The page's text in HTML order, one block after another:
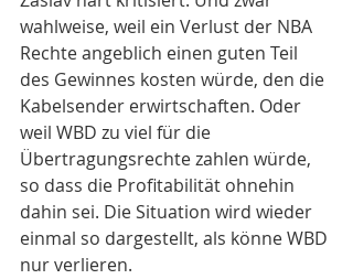
wahlweise, weil ein Verlust der NBA
Rechte angeblich einen guten Teil
des Gewinnes kosten würde, den die
Kabelsender erwirtschaften. Oder
weil WBD zu viel für die
Übertragungsrechte zahlen würde,
so dass die Profitabilität ohnehin
dahin sei. Die Situation wird wieder
einmal so dargestellt, als könne WBD
nur verlieren.